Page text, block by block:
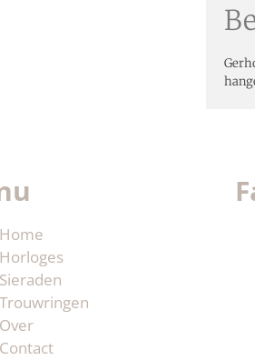
Home
Horloges
Sieraden
Trouwringen
Over
Contact